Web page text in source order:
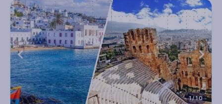
1/10